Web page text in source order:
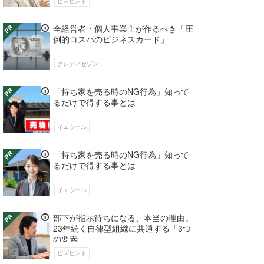
全経営者・個人事業主が作るべき「圧
倒的コスパのビジネスカード」
クレディセゾン
「持ち家を売る時のNG行為」知って
るだけで得する事とは
イエウール
「持ち家を売る時のNG行為」知って
るだけで得する事とは
イエウール
部下が指示待ちになる、本当の理由。
23年続く自律型組織に共通する「3つ
の要素」
ビズヒント